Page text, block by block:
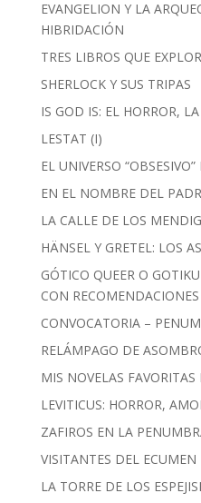
EVANGELION Y LA
HIBRIDACIÓN
TRES LIBROS QUE
SHERLOCK Y SUS TRIPAS
IS GOD IS: EL HORROR,
LESTAT (I)
EL UNIVERSO
EN EL NOMBRE DEL
LA CALLE DE LOS
HÄNSEL Y GRETEL: LOS
GÓTICO QUEER O
CON RECOMENDACIONES
CONVOCATORIA –
RELÁMPAGO DE
MIS NOVELAS
LEVITICUS: HORROR,
ZAFIROS EN LA
VISITANTES DEL ECUMEN
LA TORRE DE LOS